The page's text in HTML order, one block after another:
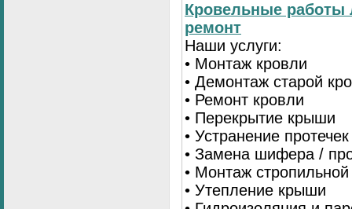
Кровельные
ремонт
Наши услуги:
• Монтаж кровли
• Демонтаж старой
• Ремонт кровли
• Перекрытие крыши
• Устранение протечек
• Замена шифера /
• Монтаж
• Утепление крыши